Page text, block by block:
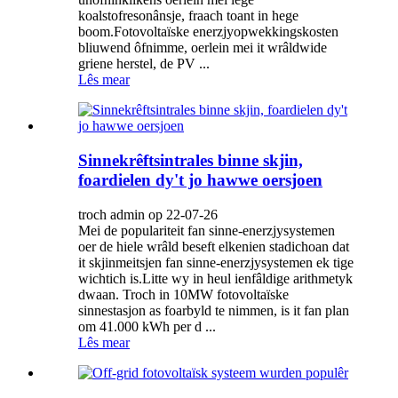
koalstofresonânsje, fraach toant in hege
boom.Fotovoltaïske enerzjyopwekkingskosten
bliuwend ôfnimme, oerlein mei it wrâldwide
griene herstel, de PV ...
Lês mear
Sinnekrêftsintrales binne skjin,
foardielen dy't jo hawwe oersjoen
troch admin op 22-07-26
Mei de populariteit fan sinne-enerzjysystemen
oer de hiele wrâld beseft elkenien stadichoan dat
it skjinmeitsjen fan sinne-enerzjysystemen ek tige
wichtich is.Litte wy in heul ienfâldige arithmetyk
dwaan. Troch in 10MW fotovoltaïske
sinnestasjon as foarbyld te nimmen, is it fan plan
om 41.000 kWh per d ...
Lês mear